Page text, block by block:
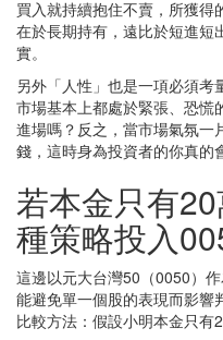
買入就持續抱住不賣，所獲得
在於長期持有，遠比於短進短
實。
另外「人性」也是一項必須
市場基本上都處於緊張、恐慌
進場嗎？反之，當市場氣氛一
錢，這時身為投資者的你真的
若本金只有
種策略投入
這邊以元大台灣50（0050）
能避免單一個股的表現而影響
比較方法：假設小明本金只有